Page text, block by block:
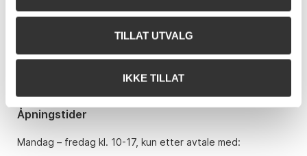
TILLAT UTVALG
IKKE TILLAT
Bankplassen 1A
Telefon: 22 86 21 86
post@gwpa.no
Åpningstider
Mandag – fredag kl. 10-17, kun etter avtale med: